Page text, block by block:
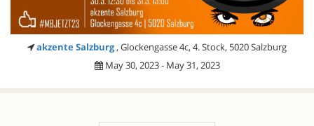
akzente Salzburg , Glockengasse 4c, 4. Stock, 5020 Salzburg
May 30, 2023 - May 31, 2023